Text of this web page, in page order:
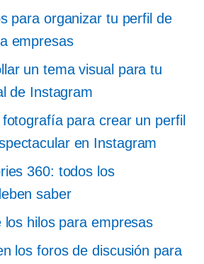
para organizar tu perfil de
empresas
un tema visual para tu
de Instagram
para crear un perfil
en Instagram
360: todos los
saber
los hilos para empresas
los foros de discusión para